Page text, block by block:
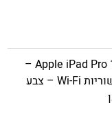
אייפד פרו Apple iPad Pro 11'' M5 –
נפח 512GB – קישוריות Wi-Fi – צבע